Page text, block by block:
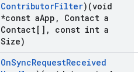
ContributorFilter)(void
*const aApp ,
Contact a
Contact[] ,
const int a
Size)
OnSyncRequestReceived